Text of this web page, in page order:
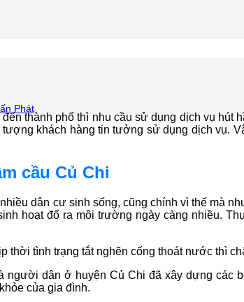
Phát
thành phố thì nhu cầu sử dụng dịch vụ hút
khách hàng tin tưởng sử dụng dịch vụ.
cầu Củ Chi
dân cư sinh sống, cũng chính vì thế mà
hoạt đổ ra môi trường ngày càng nhiều.
thời tình trạng tắt nghẽn cống thoát nước thì
người dân ở huyện Củ Chi đã xây dựng các
của gia đình.